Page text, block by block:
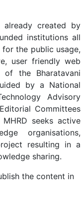
already created by
institutions all
the public usage,
user friendly web
the Bharatavani
by a National
Advisory
Committees
seeks active
organisations,
resulting in a
sharing.
the content in